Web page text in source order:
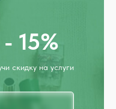
15%
скидку на услуги